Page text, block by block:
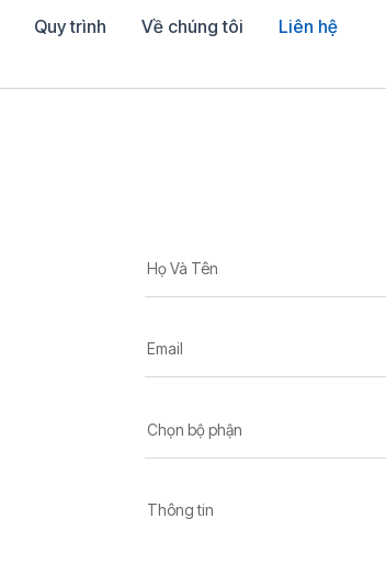
Quy trình Về chúng tôi Liên hệ
Họ Và Tên
Email
Chọn bộ phận
Thông tin